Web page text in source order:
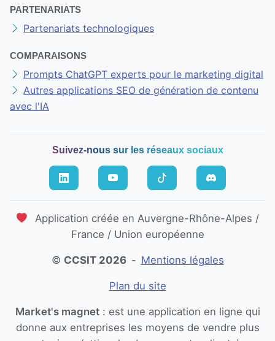
PARTENARIATS
Partenariats technologiques
COMPARAISONS
Prompts ChatGPT experts pour le marketing digital
Autres applications SEO de génération de contenu
avec l'IA
Suivez-nous sur les réseaux sociaux
Application créée en Auvergne-Rhône-Alpes /
France / Union européenne
© CCSIT 2026 - Mentions légales
Plan du site
Market's magnet: est une application en ligne qui
donne aux entreprises les moyens de vendre plus